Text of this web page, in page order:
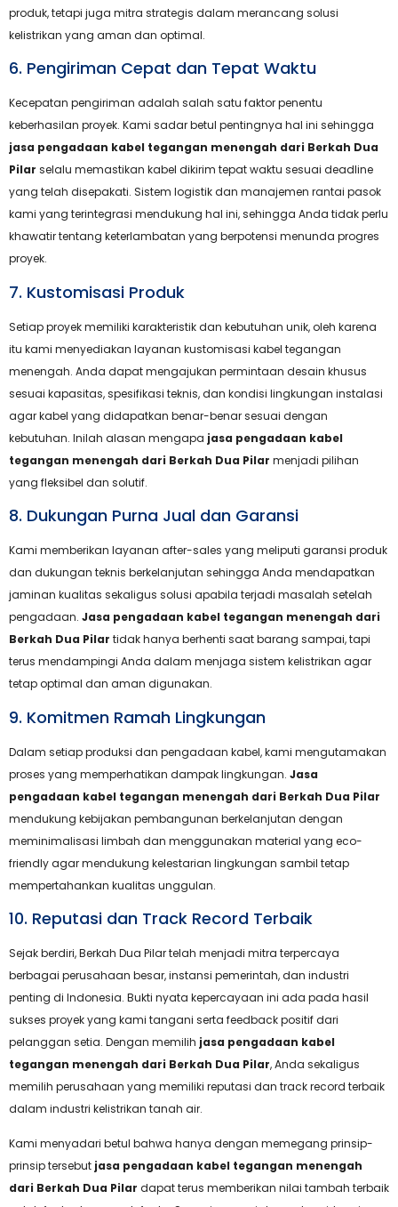
produk, tetapi juga mitra strategis dalam merancang solusi
kelistrikan yang aman dan optimal.
6. Pengiriman Cepat dan Tepat Waktu
Kecepatan pengiriman adalah salah satu faktor penentu
keberhasilan proyek. Kami sadar betul pentingnya hal ini sehingga
jasa pengadaan kabel tegangan menengah dari Berkah Dua
Pilar selalu memastikan kabel dikirim tepat waktu sesuai deadline
yang telah disepakati. Sistem logistik dan manajemen rantai pasok
kami yang terintegrasi mendukung hal ini, sehingga Anda tidak perlu
khawatir tentang keterlambatan yang berpotensi menunda progres
proyek.
7. Kustomisasi Produk
Setiap proyek memiliki karakteristik dan kebutuhan unik, oleh karena
itu kami menyediakan layanan kustomisasi kabel tegangan
menengah. Anda dapat mengajukan permintaan desain khusus
sesuai kapasitas, spesifikasi teknis, dan kondisi lingkungan instalasi
agar kabel yang didapatkan benar-benar sesuai dengan
kebutuhan. Inilah alasan mengapa jasa pengadaan kabel
tegangan menengah dari Berkah Dua Pilar menjadi pilihan
yang fleksibel dan solutif.
8. Dukungan Purna Jual dan Garansi
Kami memberikan layanan after-sales yang meliputi garansi produk
dan dukungan teknis berkelanjutan sehingga Anda mendapatkan
jaminan kualitas sekaligus solusi apabila terjadi masalah setelah
pengadaan. Jasa pengadaan kabel tegangan menengah dari
Berkah Dua Pilar tidak hanya berhenti saat barang sampai, tapi
terus mendampingi Anda dalam menjaga sistem kelistrikan agar
tetap optimal dan aman digunakan.
9. Komitmen Ramah Lingkungan
Dalam setiap produksi dan pengadaan kabel, kami mengutamakan
proses yang memperhatikan dampak lingkungan. Jasa
pengadaan kabel tegangan menengah dari Berkah Dua Pilar
mendukung kebijakan pembangunan berkelanjutan dengan
meminimalisasi limbah dan menggunakan material yang eco-
friendly agar mendukung kelestarian lingkungan sambil tetap
mempertahankan kualitas unggulan.
10. Reputasi dan Track Record Terbaik
Sejak berdiri, Berkah Dua Pilar telah menjadi mitra terpercaya
berbagai perusahaan besar, instansi pemerintah, dan industri
penting di Indonesia. Bukti nyata kepercayaan ini ada pada hasil
sukses proyek yang kami tangani serta feedback positif dari
pelanggan setia. Dengan memilih jasa pengadaan kabel
tegangan menengah dari Berkah Dua Pilar, Anda sekaligus
memilih perusahaan yang memiliki reputasi dan track record terbaik
dalam industri kelistrikan tanah air.
Kami menyadari betul bahwa hanya dengan memegang prinsip-
prinsip tersebut jasa pengadaan kabel tegangan menengah
dari Berkah Dua Pilar dapat terus memberikan nilai tambah terbaik